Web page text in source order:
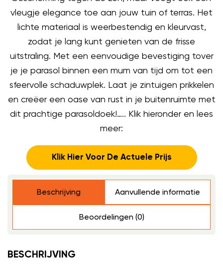
vleugje elegance toe aan jouw tuin of terras. Het
lichte materiaal is weerbestendig en kleurvast,
zodat je lang kunt genieten van de frisse
uitstraling. Met een eenvoudige bevestiging tover
je je parasol binnen een mum van tijd om tot een
sfeervolle schaduwplek. Laat je zintuigen prikkelen
en creëer een oase van rust in je buitenruimte met
dit prachtige parasoldoek!….. Klik hieronder en lees
meer:
Klik Hier Voor De Actuele Prijs
Beschrijving Aanvullende informatie
Beoordelingen (0)
BESCHRIJVING